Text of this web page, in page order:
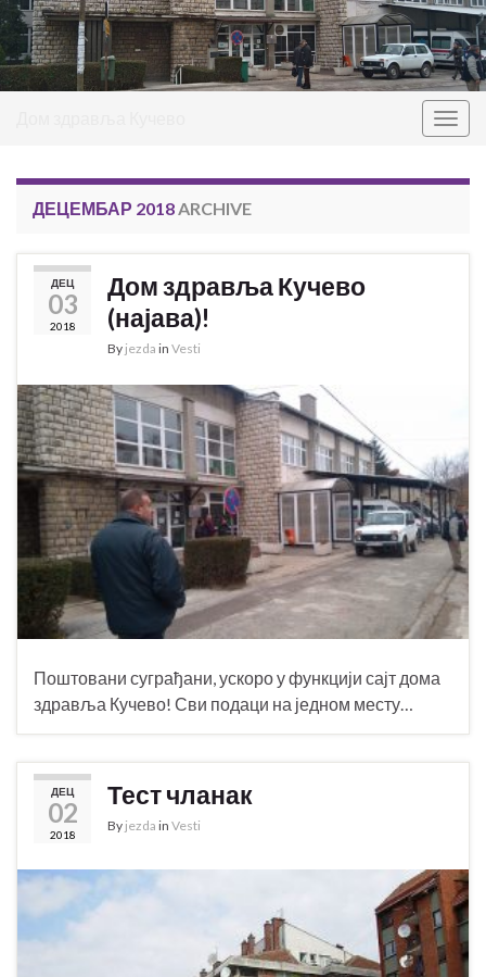
ДЕЦЕМБАР 2018ARCHIVE
ДЕЦ
03
2018
Дом здравља Кучево
(најава)!
By jezda in Vesti
Поштовани суграђани, ускоро у функцији сајт дома
здравља Кучево! Сви подаци на једном месту…
ДЕЦ
02
2018
Тест чланак
By jezda in Vesti